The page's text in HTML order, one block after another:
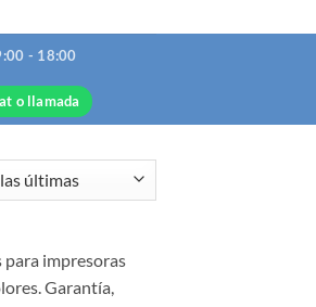
- 18:00
o llamada
impresoras
Garantía,